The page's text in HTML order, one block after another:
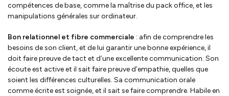
compétences de base, comme la maîtrise du pack office, et les
manipulations générales sur ordinateur.
Bon relationnel et fibre commerciale : afin de comprendre les
besoins de son client, et de lui garantir une bonne expérience, il
doit faire preuve de tact et d’une excellente communication. Son
écoute est active et il sait faire preuve d’empathie, quelles que
soient les différences culturelles. Sa communication orale
comme écrite est soignée, et il sait se faire comprendre. Habile en